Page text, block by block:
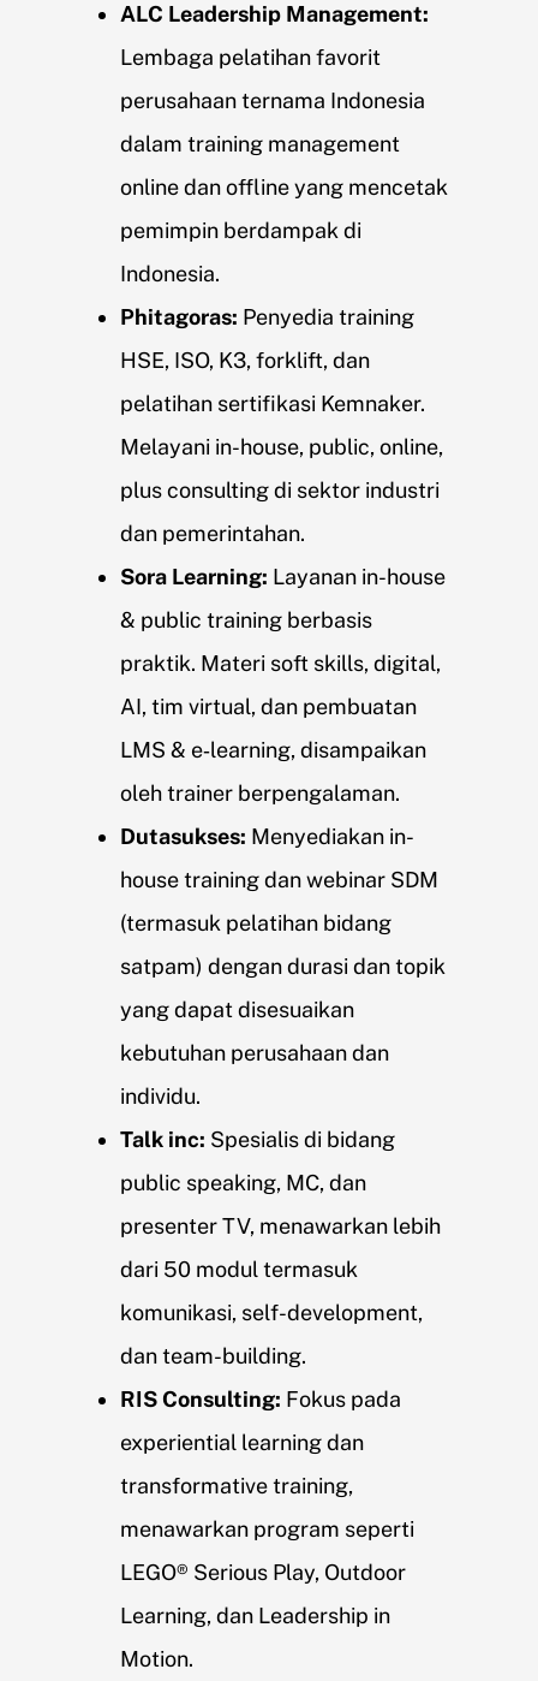
ALC Leadership Management:
Lembaga pelatihan favorit
perusahaan ternama Indonesia
dalam training management
online dan offline yang mencetak
pemimpin berdampak di
Indonesia.
Phitagoras: Penyedia training
HSE, ISO, K3, forklift, dan
pelatihan sertifikasi Kemnaker.
Melayani in-house, public, online,
plus consulting di sektor industri
dan pemerintahan.
Sora Learning: Layanan in-house
& public training berbasis
praktik. Materi soft skills, digital,
AI, tim virtual, dan pembuatan
LMS & e‑learning, disampaikan
oleh trainer berpengalaman.
Dutasukses: Menyediakan in-
house training dan webinar SDM
(termasuk pelatihan bidang
satpam) dengan durasi dan topik
yang dapat disesuaikan
kebutuhan perusahaan dan
individu.
Talk inc: Spesialis di bidang
public speaking, MC, dan
presenter TV, menawarkan lebih
dari 50 modul termasuk
komunikasi, self-development,
dan team-building.
RIS Consulting: Fokus pada
experiential learning dan
transformative training,
menawarkan program seperti
LEGO® Serious Play, Outdoor
Learning, dan Leadership in
Motion.